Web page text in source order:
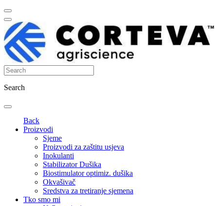
Search
Back
Proizvodi
Sjeme
Proizvodi za zaštitu usjeva
Inokulanti
Stabilizator Dušika
Biostimulator optimiz. dušika
Okvašivač
Sredstva za tretiranje sjemena
Tko smo mi